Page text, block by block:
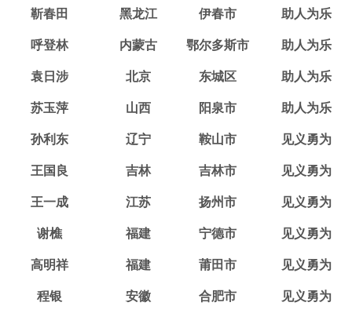
靳春田 黑龙江 伊春市 助人为乐
呼登林 内蒙古 鄂尔多斯市 助人为乐
袁日涉 北京 东城区 助人为乐
苏玉萍 山西 阳泉市 助人为乐
孙利东 辽宁 鞍山市 见义勇为
王国良 吉林 吉林市 见义勇为
王一成 江苏 扬州市 见义勇为
谢樵 福建 宁德市 见义勇为
高明祥 福建 莆田市 见义勇为
程银 安徽 合肥市 见义勇为